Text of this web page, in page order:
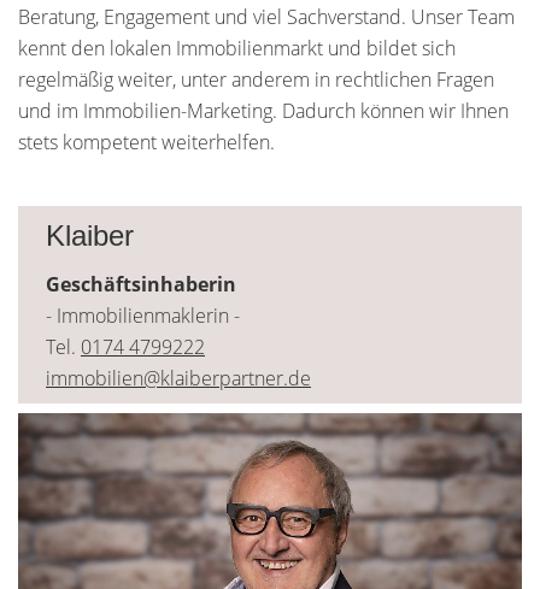
Beratung, Engagement und viel Sachverstand. Unser Team
kennt den lokalen Immobilienmarkt und bildet sich
regelmäßig weiter, unter anderem in rechtlichen Fragen
und im Immobilien-Marketing. Dadurch können wir Ihnen
stets kompetent weiterhelfen.
Klaiber
Geschäftsinhaberin
- Immobilienmaklerin -
Tel. 0174 4799222
immobilien@klaiberpartner.de